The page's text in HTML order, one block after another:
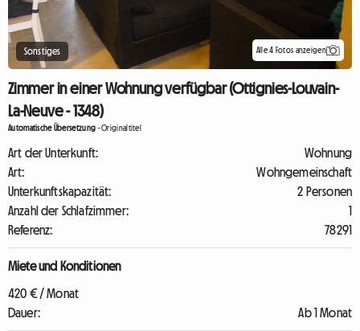
Sonstiges Alle 4 Fotos anzeigen
Zimmer in einer Wohnung verfügbar (Ottignies-Louvain-
La-Neuve - 1348)
Automatische Übersetzung -Originaltitel
Art der Unterkunft:
Wohnung
Art:
Wohngemeinschaft
Unterkunftskapazität:
2 Personen
Anzahl der Schlafzimmer:
1
Referenz:
78291
Miete und Konditionen
420 € / Monat
Dauer:
Ab 1 Monat